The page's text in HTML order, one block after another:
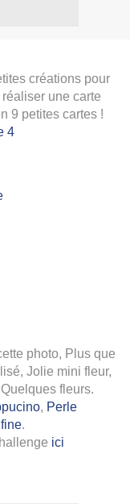
créations pour
une carte
9 petites cartes !
photo, Plus que
, Jolie mini fleur,
Quelques fleurs.
, Perle
.
ici